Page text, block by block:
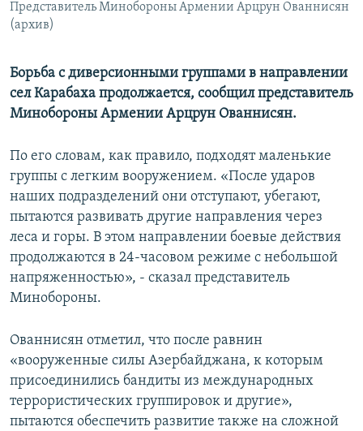
Все сайты Радио Азатутюн
Представитель Минобороны Армении Арцрун Ованнисян
(архив)
Борьба с диверсионными группами в направлении
сел Карабаха продолжается, сообщил представитель
Минобороны Армении Арцрун Ованнисян.
По его словам, как правило, подходят маленькие
группы с легким вооружением. «После ударов
наших подразделений они отступают, убегают,
пытаются развивать другие направления через
леса и горы. В этом направлении боевые действия
продолжаются в 24-часовом режиме с небольшой
напряженностью», - сказал представитель
Минобороны.
Ованнисян отметил, что после равнин
«вооруженные силы Азербайджана, к которым
присоединились бандиты из международных
террористических группировок и другие»,
пытаются обеспечить развитие также на сложной